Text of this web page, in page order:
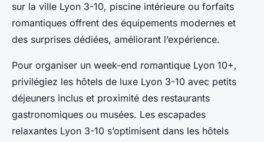
sur la ville Lyon 3-10, piscine intérieure ou forfaits
romantiques offrent des équipements modernes et
des surprises dédiées, améliorant l’expérience.
Pour organiser un week-end romantique Lyon 10+,
privilégiez les hôtels de luxe Lyon 3-10 avec petits
déjeuners inclus et proximité des restaurants
gastronomiques ou musées. Les escapades
relaxantes Lyon 3-10 s’optimisent dans les hôtels